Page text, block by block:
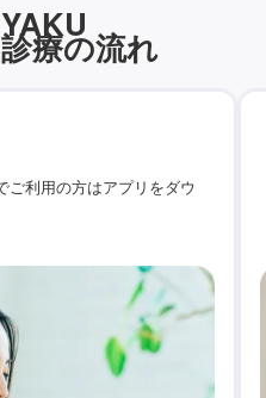
療の流れ
ご利用の方はアプリをダウ